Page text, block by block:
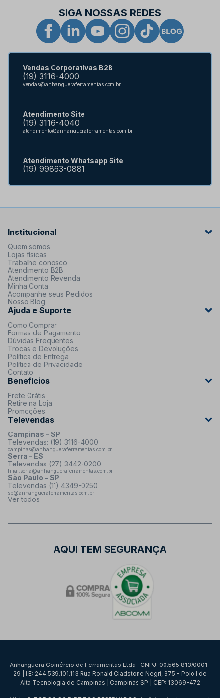
SIGA NOSSAS REDES
Vendas Corporativas B2B
(19) 3116-4000
vendas@anhangueraferramentas.com.br
Atendimento Site
(19) 3116-4040
atendimento@anhangueraferramentas.com.br
Atendimento Whatsapp Site
(19) 99863-0881
Institucional
Quem somos
Lojas físicas
Trabalhe conosco
Atendimento B2B
Atendimento Revenda
Minha Conta
Acompanhe seus Pedidos
Nosso Blog
Ajuda e Suporte
Como Comprar
Formas de Pagamento
Dúvidas Frequentes
Trocas e Devoluções
Política de Entrega
Política de Privacidade
Contato
Benefícios
Frete Grátis
Retire na Loja
Promoções
Televendas
Campinas - SP
Televendas: (19) 3116-4000
campinas@anhangueraferramentas.com.br
Serra - ES
Televendas (27) 3442-0200
filial.serra@anhangueraferramentas.com.br
São Paulo - SP
Televendas (11) 4349-0250
sp@anhangueraferramentas.com.br
Ver todos
AQUI TEM SEGURANÇA
Anhanguera Comércio de Ferramentas Ltda | CNPJ: 00.565.813/0001-
29 | I.E: 244.539.101.113 Rua Ronald Cladstone Negri, 375 - Polo I de
Alta Tecnologia de Campinas | Campinas SP | CEP: 13069-472